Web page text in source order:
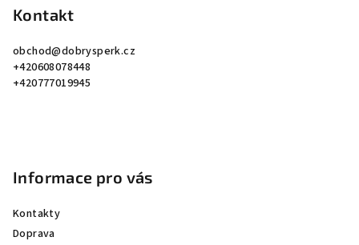
Kontakt
obchod@dobrysperk.cz
+420608078448
+420777019945
Informace pro vás
Kontakty
Doprava